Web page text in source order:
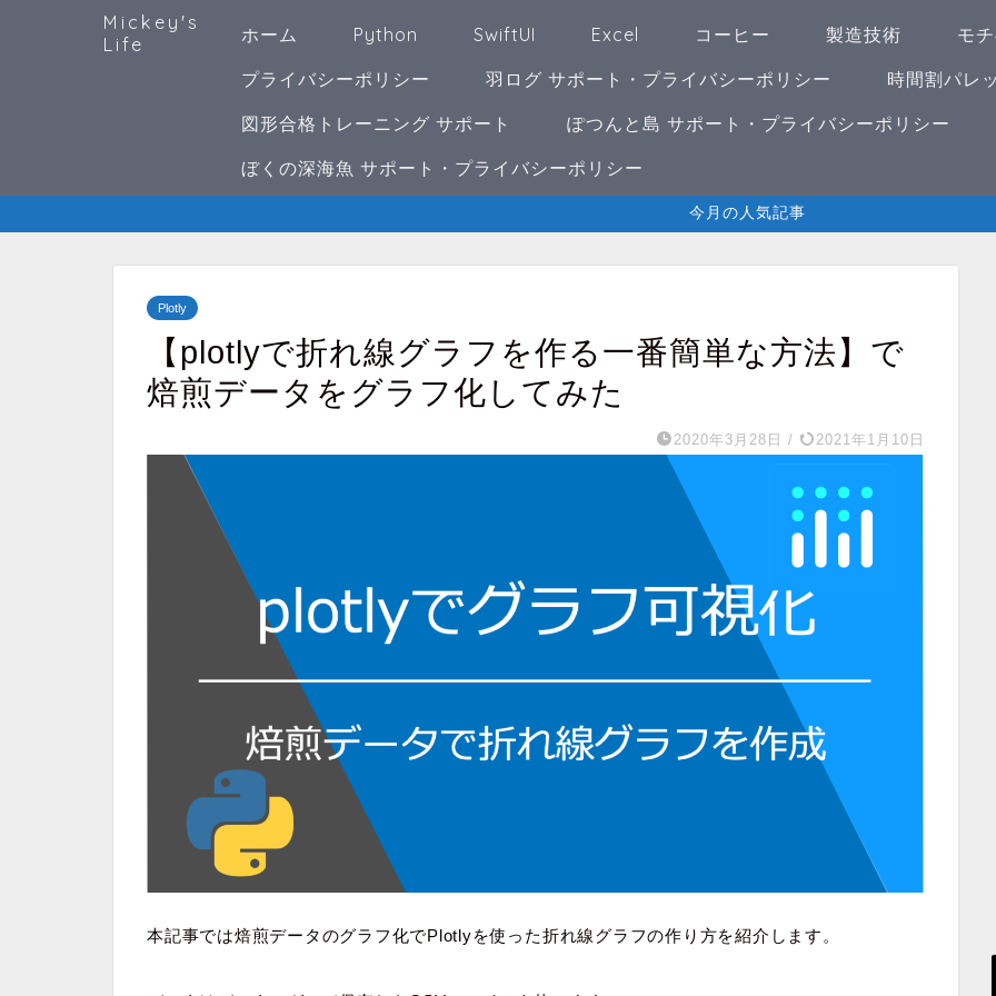
Mickey's
Life
ホーム Python SwiftUI Excel コーヒー 製造技術
モ
プライバシーポリシー
羽ログ サポート・プライバシーポリシー
時間割パレ
図形合格トレーニング サポート
ぽつんと島 サポート・プライバシーポリシー
ぼくの深海魚 サポート・プライバシーポリシー
今月の人気記事
Plotly
【plotlyで折れ線グラフを作る一番簡単な方法】で
焙煎データをグラフ化してみた
2020年3月28日 / 2021年1月10日
本記事では焙煎データのグラフ化でPlotlyを使った折れ線グラフの作り方を紹介します。